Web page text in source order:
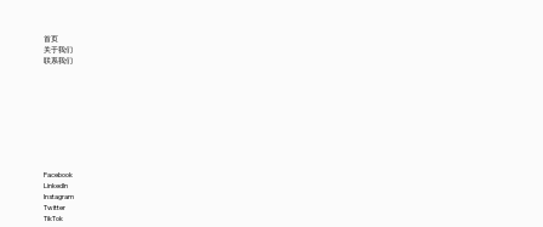
首页
关于我们
联系我们
Facebook
LinkedIn
Instagram
Twitter
TikTok